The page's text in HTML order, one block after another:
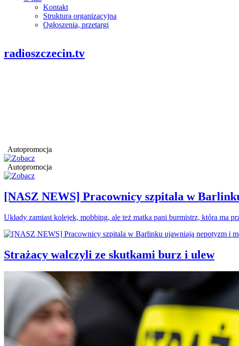
Kontakt
Struktura organizacyjna
Ogłoszenia, przetargi
radioszczecin.tv
Autopromocja
Autopromocja
[NASZ NEWS] Pracownicy szpitala w
Układy zamiast kolejek, mobbing, ale też matka pani burmistrz, która ma
Strażacy walczyli ze skutkami burz i ulew